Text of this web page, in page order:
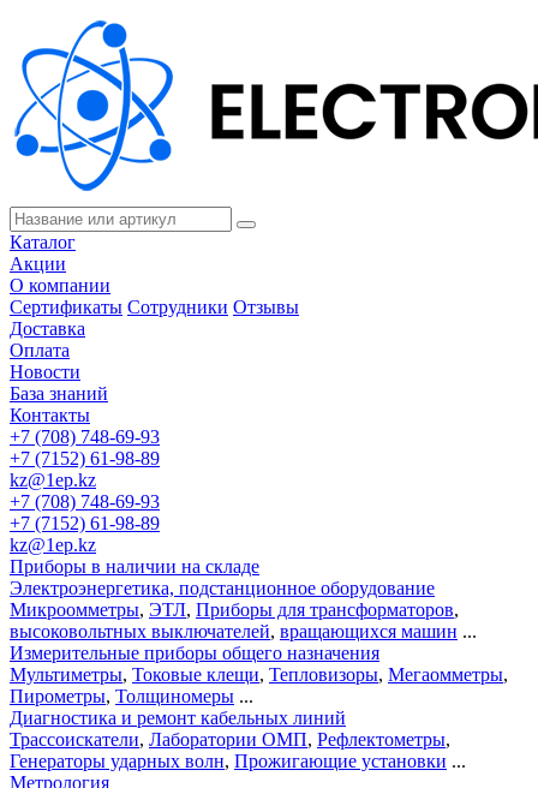
Каталог
Акции
О компании
Сертификаты Сотрудники Отзывы
Доставка
Оплата
Новости
База знаний
Контакты
+7 (708) 748-69-93
+7 (7152) 61-98-89
kz@1ep.kz
+7 (708) 748-69-93
+7 (7152) 61-98-89
kz@1ep.kz
Приборы в наличии на складе
Электроэнергетика, подстанционное оборудование
Микроомметры, ЭТЛ, Приборы для трансформаторов,
высоковольтных выключателей, вращающихся машин ...
Измерительные приборы общего назначения
Мультиметры, Токовые клещи, Тепловизоры, Мегаомметры,
Пирометры, Толщиномеры ...
Диагностика и ремонт кабельных линий
Трассоискатели, Лаборатории ОМП, Рефлектометры,
Генераторы ударных волн, Прожигающие установки ...
Метрология